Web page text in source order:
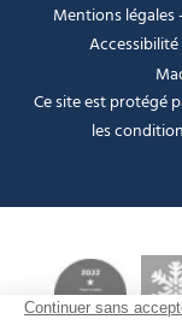
Mentions légales-
Ce site est protégé
les